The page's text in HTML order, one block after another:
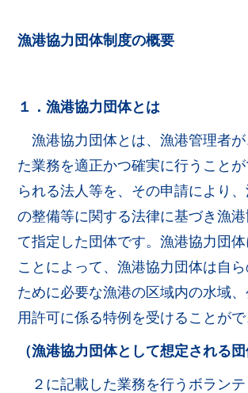
漁港協力団体制度の概要
１．漁港協力団体とは
漁港協力団体とは、漁港管理者が
た業務を適正かつ確実に行うこと
られる法人等を、その申請により
の整備等に関する法律に基づき漁
て指定した団体です。漁港協力団
ことによって、漁港協力団体は自
ために必要な漁港の区域内の水域
用許可に係る特例を受けることがで
（漁港協力団体として想定される団
２に記載した業務を行うボランテ